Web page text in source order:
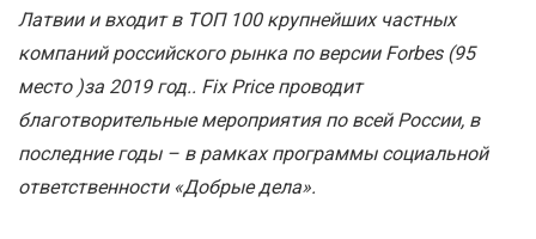
Латвии и входит в ТОП 100 крупнейших частных
компаний российского рынка по версии Forbes (95
место )за 2019 год.. Fix Price проводит
благотворительные мероприятия по всей России, в
последние годы – в рамках программы социальной
ответственности «Добрые дела».